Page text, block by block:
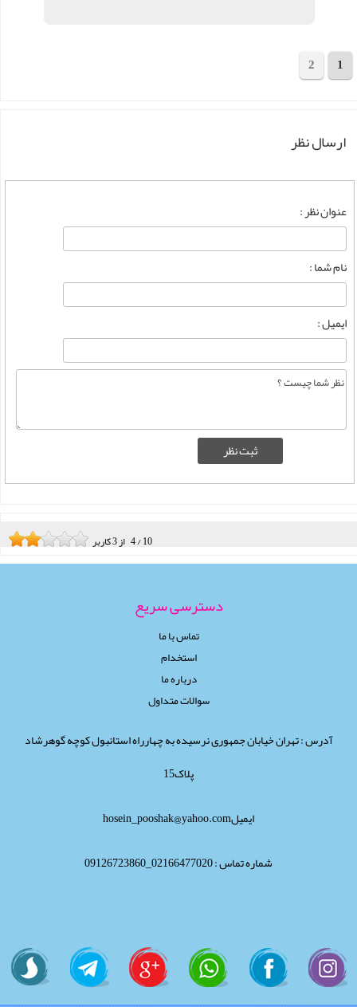
1
2
ارسال نظر
عنوان نظر :
نام شما :
ایمیل :
4/10 از3کاربر
دسترسی سریع
تماس با ما
استخدام
درباره ما
سوالات متداول
آدرس : تهران خیابان جمهوری نرسیده به چهارراه استانبول کوچه گوهرشاد
پلاک15
ایمیلhosein_pooshak@yahoo.com
شماره تماس : 02166477020_09126723860